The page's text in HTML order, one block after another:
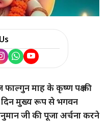
माह के कृष्ण पक्ष की
दिन मुख्य रूप से भगवन
जी की पूजा अर्चना करने